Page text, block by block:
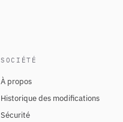
SOCIÉTÉ
À propos
Historique des modifications
Sécurité